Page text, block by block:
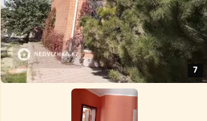
7
7
7
7
7